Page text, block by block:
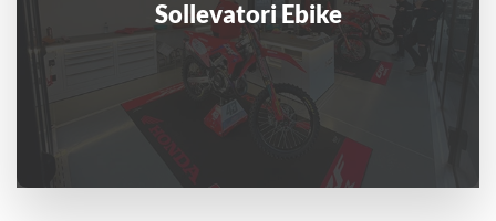
Sollevatori Ebike